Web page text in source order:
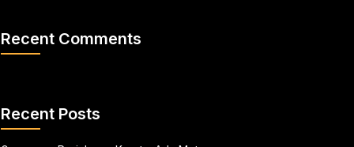
Recent Comments
Recent Posts